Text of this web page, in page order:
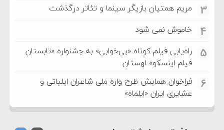
3 مریم همتیان بازیگر سینما و تئاتر درگذشت
4 خاموش نمی شود
5
راه‌یابی فیلم کوتاه «بی‌خوابی» به جشنواره «تابستان
فیلم اینسکو» لهستان
6
فراخوان همایش طرح واره ملی شاعران ایلیاتی و
عشایری ایران «ایلماه»